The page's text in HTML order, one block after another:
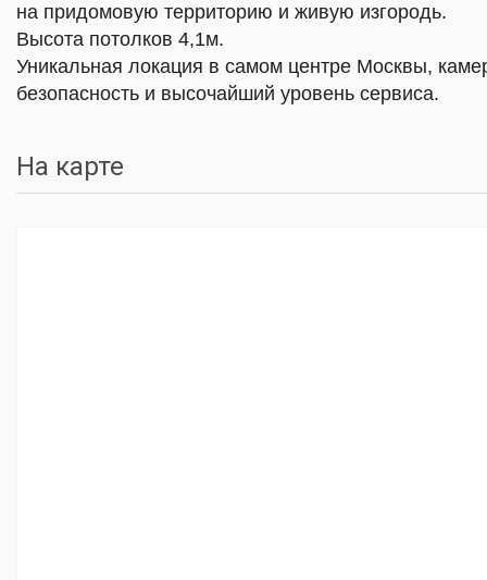
на придомовую территорию и живую изгородь.
Высота потолков 4,1м.
Уникальная локация в самом центре Москвы,
безопасность и высочайший уровень сервиса.
На карте